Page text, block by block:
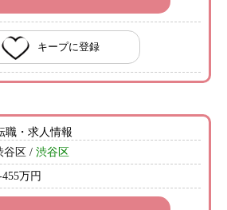
キープに登録
職・求人情報
谷区 / 渋谷区
万円